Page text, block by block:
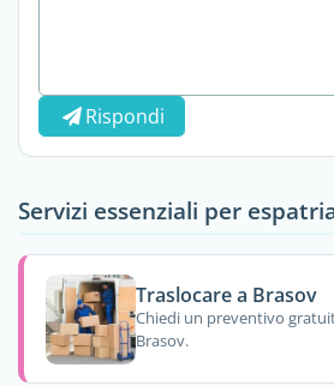
Rispondi
Servizi essenziali per
Traslocare a Brasov
Chiedi un preventivo
Brasov.